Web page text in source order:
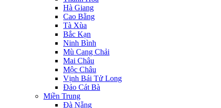
Hà Giang
Cao Bằng
Tà Xùa
Bắc Kạn
Ninh Bình
Mù Cang Chải
Mai Châu
Mộc Châu
Vịnh Bái Tử Long
Đảo Cát Bà
Miền Trung
Đà Nẵng